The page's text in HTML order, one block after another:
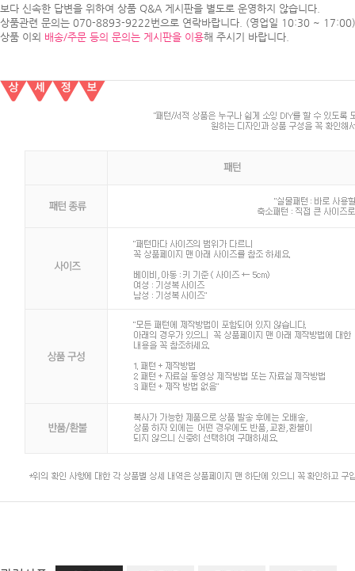
보다 신속한 답변을 위하여 상품 Q&A 게시판을 별도로 운영하지 않습니다.
상품관련 문의는 070-8893-9222번으로 연락바랍니다. (영업일 10:30 ~ 17:00)
상품 이외 배송/주문 등의 문의는 게시판을 이용해 주시기 바랍니다.